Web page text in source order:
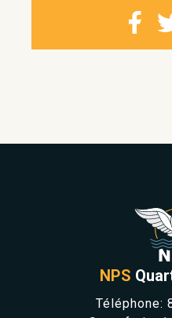
NPS
Téléphone: